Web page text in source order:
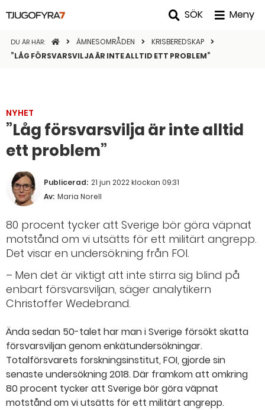
SÖK Meny
DU ÄR HÄR: STARTSIDANÄMNESOMRÅDEN
KRISBEREDSKAP
”LÅG FÖRSVARSVILJA ÄR INTE ALLTID ETT PROBLEM”
NYHET
”Låg försvarsvilja är inte alltid
ett problem”
Publicerad: 21 jun 2022 klockan 09:31
Av: Maria Norell
80 procent tycker att Sverige bör göra väpnat
motstånd om vi utsätts för ett militärt angrepp.
Det visar en undersökning från FOI.
– Men det är viktigt att inte stirra sig blind på
enbart försvarsviljan, säger analytikern
Christoffer Wedebrand.
Ända sedan 50-talet har man i Sverige försökt skatta
försvarsviljan genom enkätundersökningar.
Totalförsvarets forskningsinstitut, FOI, gjorde sin
senaste undersökning 2018. Där framkom att omkring
80 procent tycker att Sverige bör göra väpnat
motstånd om vi utsätts för ett militärt angrepp.